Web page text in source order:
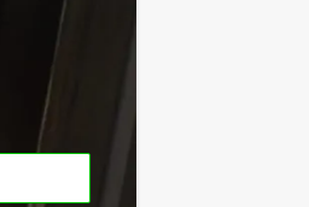
kan je